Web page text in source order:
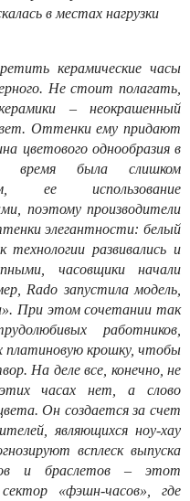
в местах нагрузки
керамические часы
Не стоит полагать,
– неокрашенный
Оттенки ему придают
цветового однообразия в
время была слишком
ее использование
поэтому производители
элегантности: белый
развивались и
часовщики начали
Rado запустила модель,
При этом сочетании так
работников,
платиновую крошку, чтобы
На деле все, конечно, не
часах нет, а слово
Он создается за счет
являющихся ноу-хау
всплеск выпуска
и браслетов – этот
«фэшн-часов», где